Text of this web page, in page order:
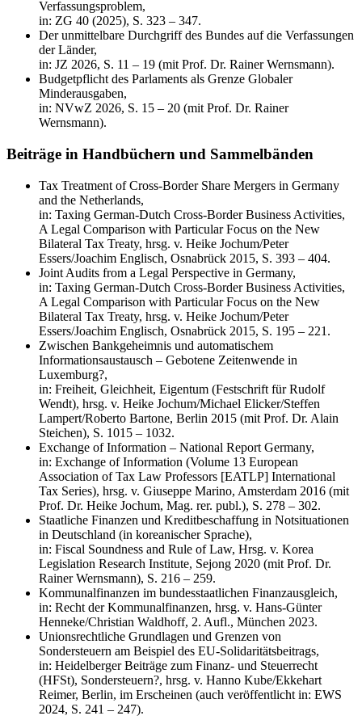
Verfassungsproblem,
in: ZG 40 (2025), S. 323 – 347.
Der unmittelbare Durchgriff des Bundes auf die Verfassungen
der Länder,
in: JZ 2026, S. 11 – 19 (mit Prof. Dr. Rainer Wernsmann).
Budgetpflicht des Parlaments als Grenze Globaler
Minderausgaben,
in: NVwZ 2026, S. 15 – 20 (mit Prof. Dr. Rainer
Wernsmann).
Beiträge in Handbüchern und Sammelbänden
Tax Treatment of Cross-Border Share Mergers in Germany
and the Netherlands,
in: Taxing German-Dutch Cross-Border Business Activities,
A Legal Comparison with Particular Focus on the New
Bilateral Tax Treaty, hrsg.​​​​​​​ v. Heike Jochum/Peter
Essers/Joachim Englisch, Osnabrück 2015, S. 393 – 404.
Joint Audits from a Legal Perspective in Germany,
in: Taxing German-Dutch Cross-Border Business Activities,
A Legal Comparison with Particular Focus on the New
Bilateral Tax Treaty, hrsg.​​​​​​​ v. Heike Jochum/Peter
Essers/Joachim Englisch, Osnabrück 2015, S. 195 – 221.
Zwischen Bankgeheimnis und automatischem
Informationsaustausch – Gebotene Zeitenwende in
Luxemburg?,
in: Freiheit, Gleichheit, Eigentum (Festschrift für Rudolf
Wendt), hrsg.​​​​​​​ v. Heike Jochum/Michael Elicker/Steffen
Lampert/Roberto Bartone, Berlin 2015 (mit Prof. Dr. Alain
Steichen), S. 1015 – 1032.
Exchange of Information – National Report Germany,
in: Exchange of Information (Volume 13 European
Association of Tax Law Professors [EATLP] International
Tax Series), hrsg.​​​​​​​ v. Giuseppe Marino, Amsterdam 2016 (mit
Prof. Dr. Heike Jochum, Mag. rer. publ.), S. 278 – 302.
Staatliche Finanzen und Kreditbeschaffung in Notsituationen
in Deutschland (in koreanischer Sprache),
in: Fiscal Soundness and Rule of Law, Hrsg. v. Korea
Legislation Research Institute, Sejong 2020 (mit Prof. Dr.
Rainer Wernsmann), S. 216 – 259.
Kommunalfinanzen im bundesstaatlichen Finanzausgleich,
in: Recht der Kommunalfinanzen, hrsg.​​​​​​​​​​​​​​ v. Hans-Günter
Henneke/Christian Waldhoff, 2. Aufl., München 2023.
Unionsrechtliche Grundlagen und Grenzen von
Sondersteuern am Beispiel des EU-Solidaritätsbeitrags,
in: Heidelberger Beiträge zum Finanz- und Steuerrecht
(HFSt), Sondersteuern?, hrsg. v. Hanno Kube/Ekkehart
Reimer, Berlin, im Erscheinen (auch veröffentlicht in: EWS
2024, S. 241 – 247).